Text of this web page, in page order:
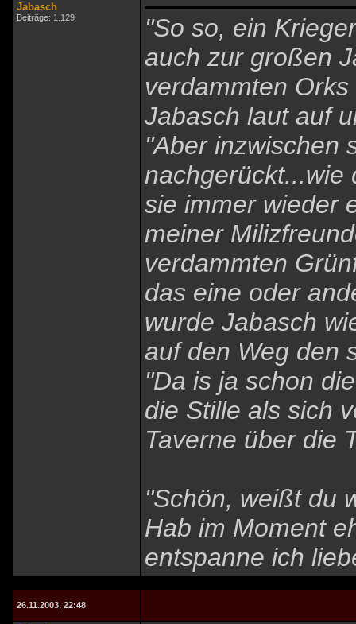
Jabasch
Beiträge: 1.129
"So so, ein
auch zur großen
verdammten
Jabasch laut auf
"Aber inzwischen
nachgerückt...wie
sie immer wieder
meiner
verdammten
das eine oder
wurde Jabasch
auf den Weg den
"Da is ja schon
die Stille als sich
Taverne über die
"Schön, weißt du
Hab im Moment
entspanne ich
26.11.2003, 22:48